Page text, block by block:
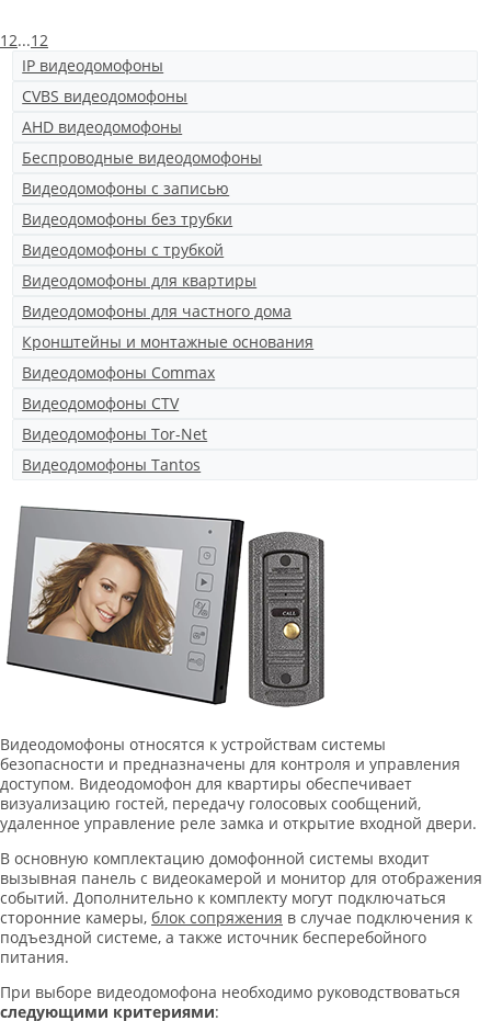
12...12
IP видеодомофоны
CVBS видеодомофоны
AHD видеодомофоны
Беспроводные видеодомофоны
Видеодомофоны с записью
Видеодомофоны без трубки
Видеодомофоны с трубкой
Видеодомофоны для квартиры
Видеодомофоны для частного дома
Кронштейны и монтажные основания
Видеодомофоны Commax
Видеодомофоны CTV
Видеодомофоны Tor-Net
Видеодомофоны Tantos
Видеодомофоны относятся к устройствам системы
безопасности и предназначены для контроля и управления
доступом. Видеодомофон для квартиры обеспечивает
визуализацию гостей, передачу голосовых сообщений,
удаленное управление реле замка и открытие входной двери.
В основную комплектацию домофонной системы входит
вызывная панель с видеокамерой и монитор для отображения
событий. Дополнительно к комплекту могут подключаться
сторонние камеры, блок сопряжения в случае подключения к
подъездной системе, а также источник бесперебойного
питания.
При выборе видеодомофона необходимо руководствоваться
следующими критериями: